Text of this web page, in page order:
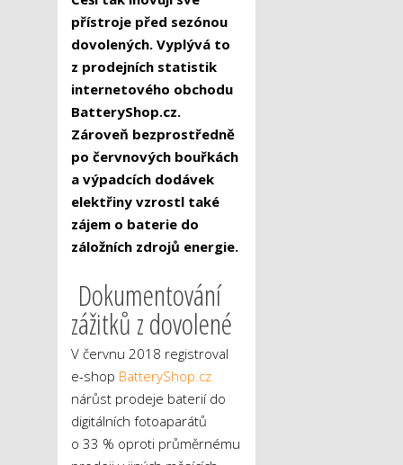
přístroje před sezónou
dovolených. Vyplývá to
z prodejních statistik
internetového obchodu
BatteryShop.cz.
Zároveň bezprostředně
po červnových bouřkách
a výpadcích dodávek
elektřiny vzrostl také
zájem o baterie do
záložních zdrojů energie.
Dokumentování
zážitků z dovolené
V červnu 2018 registroval
e-shop BatteryShop.cz
nárůst prodeje baterií do
digitálních fotoaparátů
o 33 % oproti průměrnému